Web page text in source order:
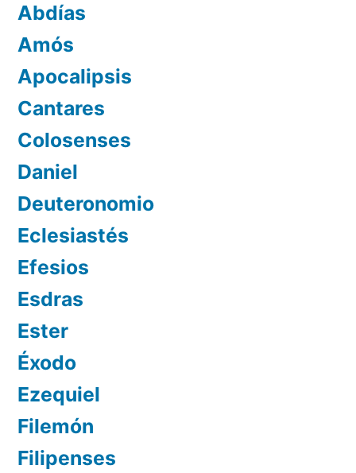
Abdías
Amós
Apocalipsis
Cantares
Colosenses
Daniel
Deuteronomio
Eclesiastés
Efesios
Esdras
Ester
Éxodo
Ezequiel
Filemón
Filipenses